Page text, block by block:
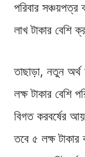
পরিবার
লাখ টাকার বেশি
তাছাড়া, নতুন
লক্ষ টাকার বেশি
বিগত করবর্ষের
তবে ৫ লক্ষ